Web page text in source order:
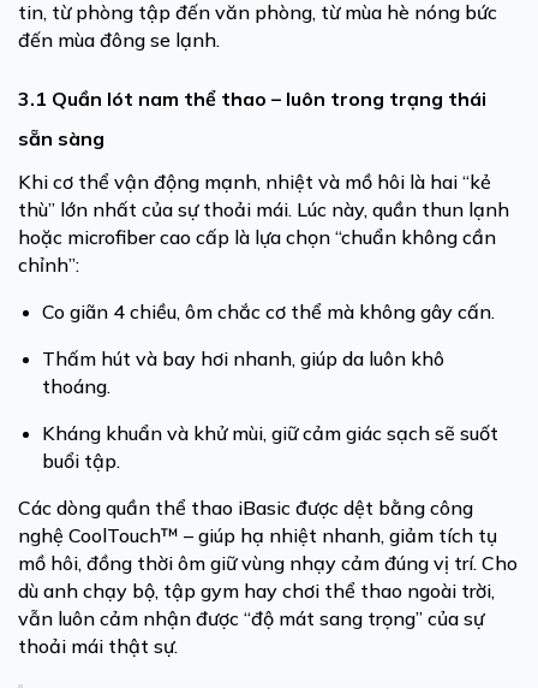
tin, từ phòng tập đến văn phòng, từ mùa hè nóng bức
đến mùa đông se lạnh.
3.1 Quần lót nam thể thao – luôn trong trạng thái
sẵn sàng
Khi cơ thể vận động mạnh, nhiệt và mồ hôi là hai “kẻ
thù” lớn nhất của sự thoải mái. Lúc này, quần thun lạnh
hoặc microfiber cao cấp là lựa chọn “chuẩn không cần
chỉnh”:
Co giãn 4 chiều, ôm chắc cơ thể mà không gây cấn.
Thấm hút và bay hơi nhanh, giúp da luôn khô
thoáng.
Kháng khuẩn và khử mùi, giữ cảm giác sạch sẽ suốt
buổi tập.
Các dòng quần thể thao iBasic được dệt bằng công
nghệ CoolTouch™ – giúp hạ nhiệt nhanh, giảm tích tụ
mồ hôi, đồng thời ôm giữ vùng nhạy cảm đúng vị trí. Cho
dù anh chạy bộ, tập gym hay chơi thể thao ngoài trời,
vẫn luôn cảm nhận được “độ mát sang trọng” của sự
thoải mái thật sự.